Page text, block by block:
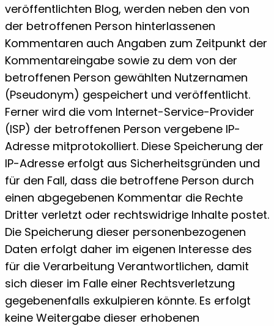
veröffentlichten Blog, werden neben den von
der betroffenen Person hinterlassenen
Kommentaren auch Angaben zum Zeitpunkt der
Kommentareingabe sowie zu dem von der
betroffenen Person gewählten Nutzernamen
(Pseudonym) gespeichert und veröffentlicht.
Ferner wird die vom Internet-Service-Provider
(ISP) der betroffenen Person vergebene IP-
Adresse mitprotokolliert. Diese Speicherung der
IP-Adresse erfolgt aus Sicherheitsgründen und
für den Fall, dass die betroffene Person durch
einen abgegebenen Kommentar die Rechte
Dritter verletzt oder rechtswidrige Inhalte postet.
Die Speicherung dieser personenbezogenen
Daten erfolgt daher im eigenen Interesse des
für die Verarbeitung Verantwortlichen, damit
sich dieser im Falle einer Rechtsverletzung
gegebenenfalls exkulpieren könnte. Es erfolgt
keine Weitergabe dieser erhobenen